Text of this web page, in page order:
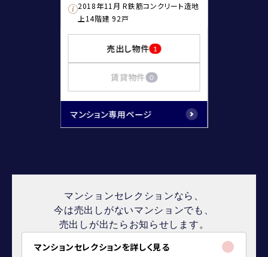
2018年11月 R鉄筋コンクリート造地
上14階建 92戸
売出し物件 1
賃貸物件 0
マンション専用ページ
マンションセレクションなら、
今は売出しがないマンションでも、
売出しが出たらお知らせします。
マンションセレクションを詳しく見る